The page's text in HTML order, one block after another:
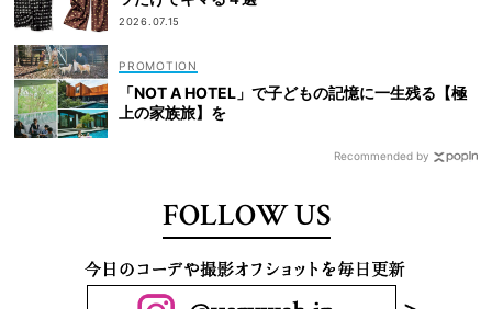
2026.07.15
「NOT A HOTEL」で子どもの記憶に一生残る【極
上の家族旅】を
Recommended by
FOLLOW US